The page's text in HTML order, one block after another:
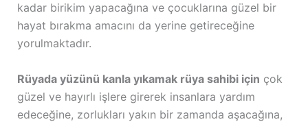
kadar birikim yapacağına ve çocuklarına güzel bir
hayat bırakma amacını da yerine getireceğine
yorulmaktadır.
Rüyada yüzünü kanla yıkamak rüya sahibi için çok
güzel ve hayırlı işlere girerek insanlara yardım
edeceğine, zorlukları yakın bir zamanda aşacağına,